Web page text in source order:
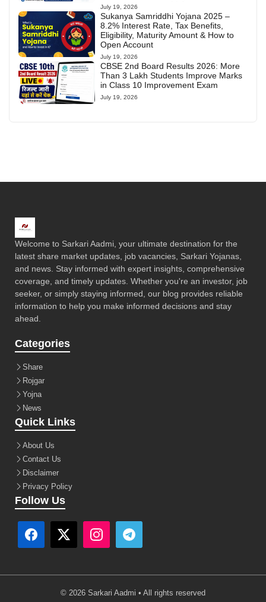
July 19, 2026
Sukanya Samriddhi Yojana 2025 –
8.2% Interest Rate, Tax Benefits,
Eligibility, Maturity Amount & How to
Open Account
July 19, 2026
CBSE 2nd Board Results 2026: More
Than 3 Lakh Students Improve Marks
in Class 10 Improvement Exam
July 19, 2026
Welcome to Sarkari Aadmi, your ultimate destination for the
latest share market updates, job vacancies, Sarkari Yojanas,
and news. Stay informed with expert insights, comprehensive
coverage, and timely updates. Whether you're an investor, job
seeker, or simply staying informed, our blog provides reliable
information to help you make informed decisions and stay
ahead.
Categories
Share
Rojgar
Yojna
News
Quick Links
About Us
Contact Us
Disclaimer
Privacy Policy
Follow Us
© 2026 Sarkari Aadmi • All rights reserved